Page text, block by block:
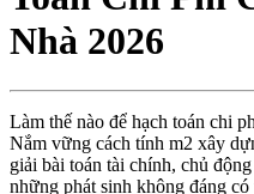
Nhà 2026
Làm thế nào để hạch toán chi
Nắm vững cách tính m2 xây
giải bài toán tài chính, chủ
những phát sinh không đáng